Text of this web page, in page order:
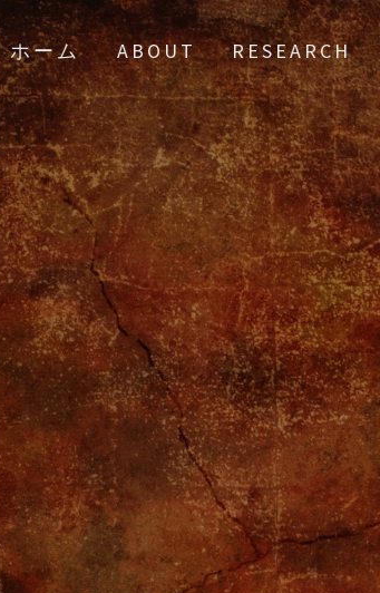
ホーム ABOUT RESEARCH